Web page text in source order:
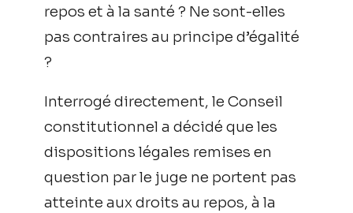
repos et à la santé ? Ne sont-elles
pas contraires au principe d’égalité
?
Interrogé directement, le Conseil
constitutionnel a décidé que les
dispositions légales remises en
question par le juge ne portent pas
atteinte aux droits au repos, à la